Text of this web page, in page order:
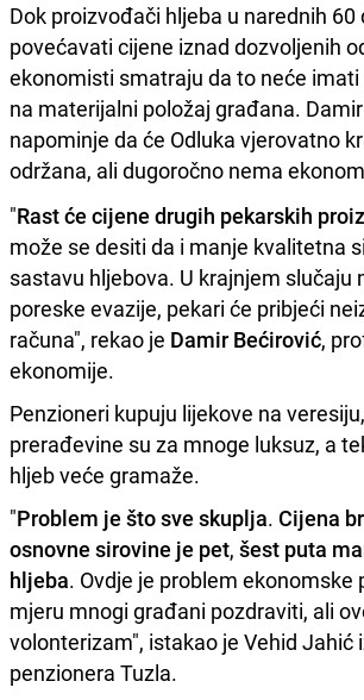
Dok proizvođači hljeba u narednih 60
povećavati cijene iznad dozvoljenih
ekonomisti smatraju da to neće
na materijalni položaj građana.
napominje da će Odluka vjerovatno
održana, ali dugoročno nema
"Rast će cijene drugih pekarskih
može se desiti da i manje kvalitetna
sastavu hljebova. U krajnjem slučaju
poreske evazije, pekari će pribjeći
računa", rekao je Damir Bećirović,
ekonomije.
Penzioneri kupuju lijekove na
prerađevine su za mnoge luksuz, a
hljeb veće gramaže.
"Problem je što sve skuplja. Cijena
osnovne sirovine je pet, šest puta
hljeba. Ovdje je problem ekonomske
mjeru mnogi građani pozdraviti, ali
volonterizam", istakao je Vehid Jahić
penzionera Tuzla.